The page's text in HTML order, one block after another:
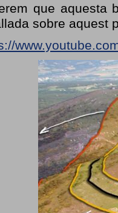
que aquesta
sobre aquest